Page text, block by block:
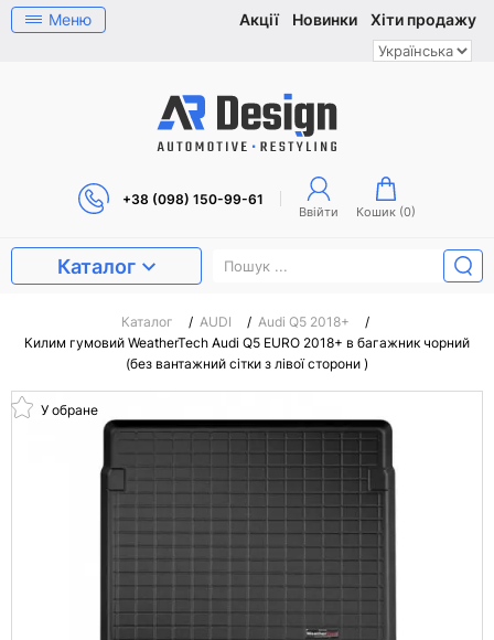
Меню Акції Новинки Хіти продажу
+38 (098) 150-99-61
Ввійти Кошик (0)
Каталог
Каталог / AUDI / Audi Q5 2018+
/
Килим гумовий WeatherTech Audi Q5 EURO 2018+ в багажник чорний
(без вантажний сітки з лівої сторони )
У обране